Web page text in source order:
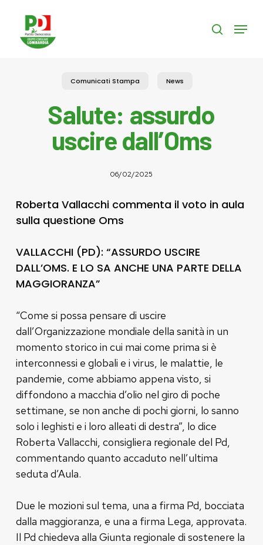
content
search
Menu
Comunicati Stampa News
Salute: assurdo
uscire dall’Oms
06/02/2025
Roberta Vallacchi commenta il voto in aula
sulla questione Oms
VALLACCHI (PD): “ASSURDO USCIRE
DALL’OMS. E LO SA ANCHE UNA PARTE DELLA
MAGGIORANZA”
“Come si possa pensare di uscire
dall’Organizzazione mondiale della sanità in un
momento storico in cui mai come prima si è
interconnessi e globali e i virus, le malattie, le
pandemie, come abbiamo appena visto, si
diffondono a macchia d’olio nel giro di poche
settimane, se non anche di pochi giorni, lo sanno
solo i leghisti e i loro alleati di destra”, lo dice
Roberta Vallacchi, consigliera regionale del Pd,
commentando quanto accaduto nell’ultima
seduta d’Aula.
Due le mozioni sul tema, una a firma Pd, bocciata
dalla maggioranza, e una a firma Lega, approvata.
Il Pd chiedeva alla Giunta regionale di sostenere la